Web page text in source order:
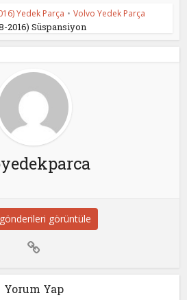
Yedek Parça • Volvo Yedek Parça
2016) Süspansiyon
görüntüle
Yorum Yap